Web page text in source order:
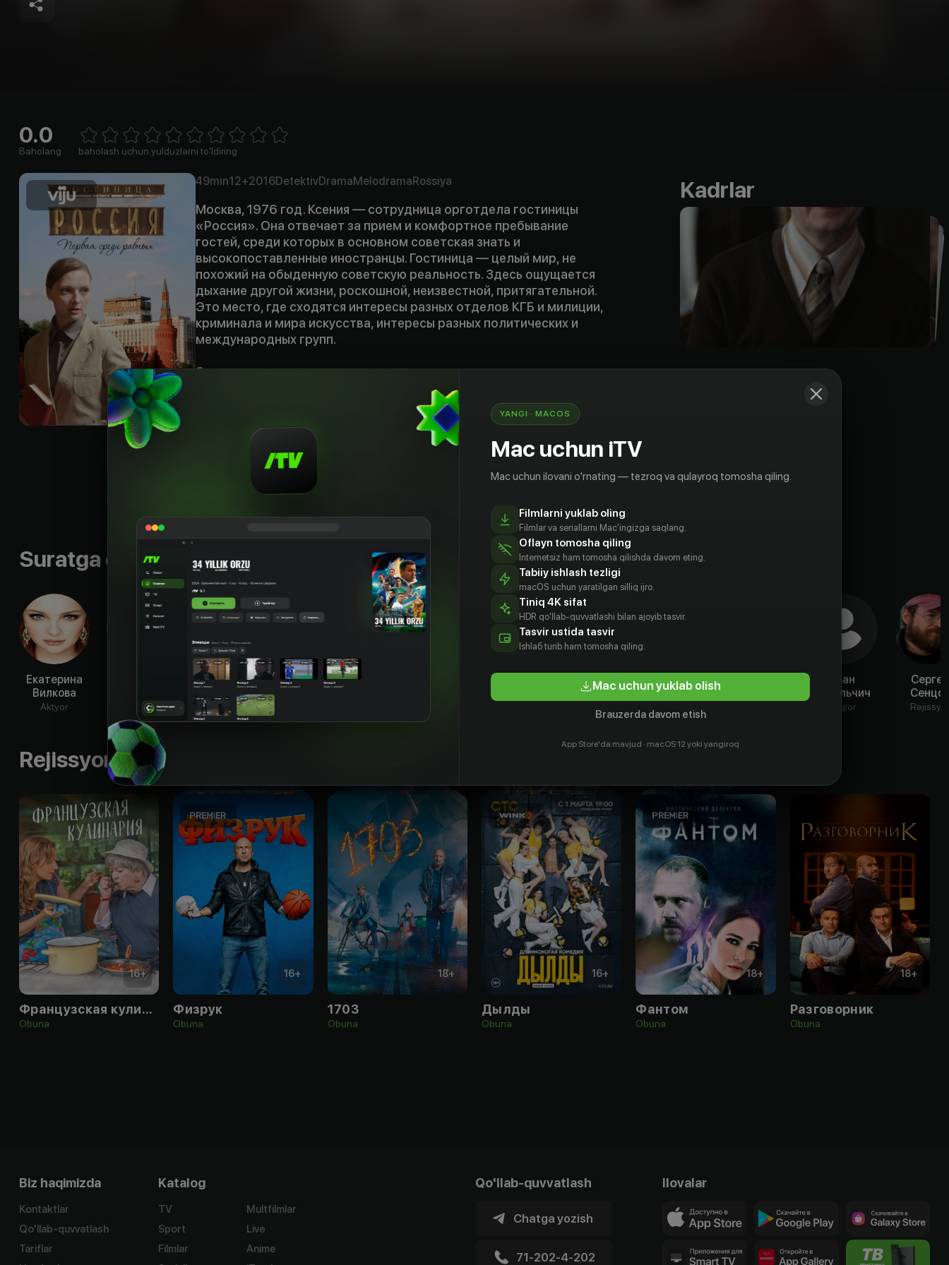
0.0
Baholang 1 Star2 Stars3 Stars4 Stars5 Stars6 Stars7 Stars8 Stars
baholash uchun yulduzlarni to'ldiring
49min12+2016DetektivDramaMelodramaRossiya
Москва, 1976 год. Ксения — сотрудница орготдела гостиницы
«Россия». Она отвечает за прием и комфортное пребывание
гостей, среди которых в основном советская знать и
высокопоставленные иностранцы. Гостиница — целый мир, не
похожий на обыденную советскую реальность. Здесь ощущается
дыхание другой жизни, роскошной, неизвестной, притягательной.
Это место, где сходятся интересы разных отделов КГБ и милиции,
криминала и мира искусства, интересы разных политических и
международных групп.
Этот мир живет по своим законам, в него невозможно попасть
просто с улицы. Получить работу в гостинице и удержаться на ней
— большая удача и тяжелый труд. Ксения работает в атмосфере
подозрительности, интриг. В «России» идет скрытая борьба за
власть, и соблюсти нейтралитет не получается. Героине
предстоит сделать не один непростой выбор, а также пережить
страшный пожар в гостинице, который поставит точку в этой
Kadrlar
Suratga olish guruhi
Екатерина
Вилкова
Aktyor Aktyor
Евгений
Пронин
Aktyor
Павел
Анатолий
Горячев
Софья
Синицына
Людмила
Дребнёва
Иван
Босильчич
Aktyor
Сергей
Сенцов
Rejissyor
Rejissyorning boshqa ishlari
16+
Французская кулинария
Obuna
16+
Физрук
Obuna
18+
1703
Obuna
16+
Дылды
Obuna
18+
Фантом
Obuna
18+
Разговорник
Obuna
Biz haqimizda
Kontaktlar
Qo'llab-quvvatlash
Tariflar
Katalog
TV
Sport
Filmlar
Multfilmlar
Live
Anime
Qo'llab-quvvatlash
Chatga yozish
71-202-4-202
Ilovalar
YANGI · MACOS
Mac uchun iTV
Mac uchun ilovani o'rnating — tezroq va qulayroq tomosha qiling.
Filmlarni yuklab oling
Filmlar va seriallarni Mac'ingizga saqlang.
Oflayn tomosha qiling
Internetsiz ham tomosha qilishda davom eting.
Tabiiy ishlash tezligi
macOS uchun yaratilgan silliq ijro.
Tiniq 4K sifat
HDR qo'llab-quvvatlashi bilan ajoyib tasvir.
Tasvir ustida tasvir
Ishlаб turib ham tomosha qiling.
Mac uchun yuklab olish
Brauzerda davom etish
App Store'da mavjud · macOS 12 yoki yangiroq